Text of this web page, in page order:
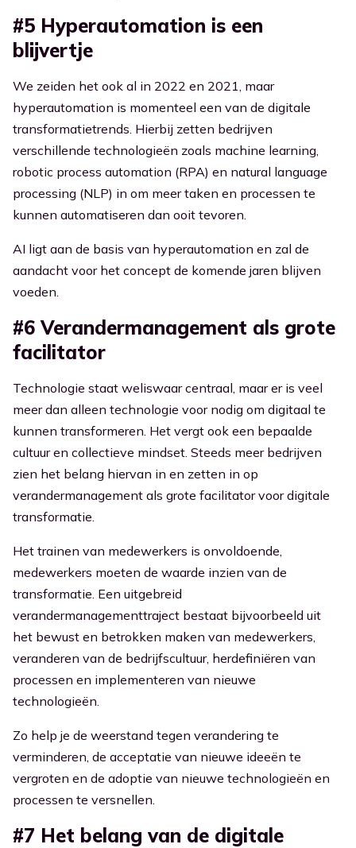
#5 Hyperautomation is een
blijvertje
We zeiden het ook al in 2022 en 2021, maar
hyperautomation is momenteel een van de digitale
transformatietrends. Hierbij zetten bedrijven
verschillende technologieën zoals machine learning,
robotic process automation (RPA) en natural language
processing (NLP) in om meer taken en processen te
kunnen automatiseren dan ooit tevoren.
AI ligt aan de basis van hyperautomation en zal de
aandacht voor het concept de komende jaren blijven
voeden.
#6 Verandermanagement als grote
facilitator
Technologie staat weliswaar centraal, maar er is veel
meer dan alleen technologie voor nodig om digitaal te
kunnen transformeren. Het vergt ook een bepaalde
cultuur en collectieve mindset. Steeds meer bedrijven
zien het belang hiervan in en zetten in op
verandermanagement als grote facilitator voor digitale
transformatie.
Het trainen van medewerkers is onvoldoende,
medewerkers moeten de waarde inzien van de
transformatie. Een uitgebreid
verandermanagementtraject bestaat bijvoorbeeld uit
het bewust en betrokken maken van medewerkers,
veranderen van de bedrijfscultuur, herdefiniëren van
processen en implementeren van nieuwe
technologieën.
Zo help je de weerstand tegen verandering te
verminderen, de acceptatie van nieuwe ideeën te
vergroten en de adoptie van nieuwe technologieën en
processen te versnellen.
#7 Het belang van de digitale